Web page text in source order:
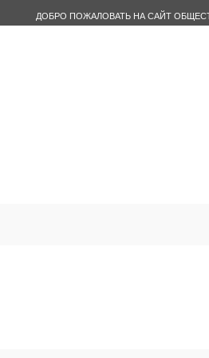
ДОБРО ПОЖАЛОВАТЬ НА САЙТ